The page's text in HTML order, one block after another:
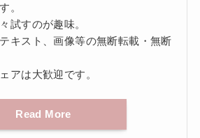
。
試すのが趣味。
キスト、画像等の無断転載・無断
アは大歓迎です。
Read More